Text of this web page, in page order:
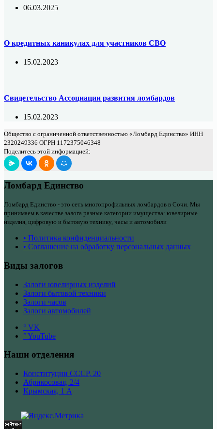
06.03.2025
О кредитных каникулах для участников СВО
15.02.2023
Свидетельство Ассоциации развития ломбардов
15.02.2023
Общество с ограниченной ответственностью «Ломбард Единство» ИНН
2320249336 ОГРН 1172375046348
Поделитесь этой информацией:
Ломбард Единство
Ломбард Единство - это сеть многопрофильных ломбардов в Сочи. Мы
принимаем в качестве залога разные категории имущества: ювелирные
изделия, цифровую и бытовую технику, часы и автомобили
• Политика конфиденциальности
• Соглашение на обработку персональных данных
Виды залогов
Залоги ювелирных изделий
Залоги бытовой техники
Залоги часов
Залоги автомобилей
° VK
° YouTube
Наши отделения
Конституции СССР, 20
Абрикосовая, 2/4
Крымская, 1 А